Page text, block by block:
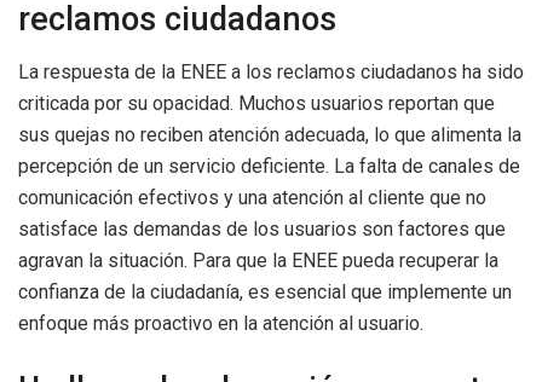
reclamos ciudadanos
La respuesta de la ENEE a los reclamos ciudadanos ha sido
criticada por su opacidad. Muchos usuarios reportan que
sus quejas no reciben atención adecuada, lo que alimenta la
percepción de un servicio deficiente. La falta de canales de
comunicación efectivos y una atención al cliente que no
satisface las demandas de los usuarios son factores que
agravan la situación. Para que la ENEE pueda recuperar la
confianza de la ciudadanía, es esencial que implemente un
enfoque más proactivo en la atención al usuario.